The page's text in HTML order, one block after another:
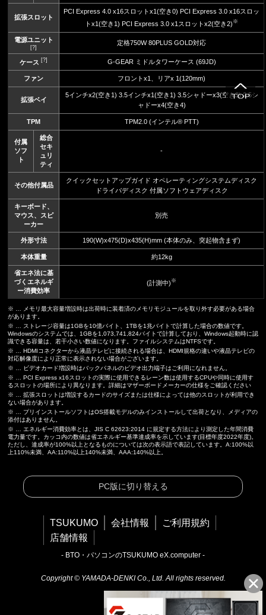
拡張スロット
PCI Express 4.0 x16スロットx1(空き0) PCI Express 3.0 x16スロッ
トx1(空き1) PCI Express 3.0 x1スロットx2(空き2) ※
電源ユニット
[?]
定格750W 80PLUS GOLD対応
ケース [?] G-GEAR ミドルタワーケース (69JD)
ファン フロントx1、リアx 1(120mm)
拡張ベイ
5インチx2(空き1) 3.5インチx1(空き1) 3.5シャドーx3(空き3) 2.5シ
ャドーx4(空き4)
TPM TPM2.0 (インテル® PTT)
付属
ソフ
ト
総合
セキ
ュリ
ティ
-
その他付属品
クイックセットアップガイド オペレーティングシステムディスク
ドライバディスク 付属ソフトウェアディスク
キーボード、
マウス、スピ
ーカー
別売
外形寸法 190(W)x475(D)x435(H)mm (本体のみ、突起物含まず)
本体重量 約12kg
省エネ法に基
づくエネルギ
ー消費効率
(計測中) ※
※ … メモリ最大容量増設時は出荷時に装着済のメモリモジュールを取り外す必要がある場合
があります。
※ … ストレージ容量は1GBを10億バイト、1TBを1兆バイトで計算した場合の数値です。
Windowsのシステムでは、1GBを1,073,741,824バイトで計算しており、Windows起動時に認
識できる容量は、若干小さい数値になります。ファイルシステムはNTFSです。
※ … HDMIコネクターから液晶テレビに接続される場合は、HDMI規格の違いや液晶テレビの
対応解像度により正常に表示されない場合がございます。
※ … ビデオカード増設時はバックパネルのビデオ出力端子はご利用になれません。
※ … PCI Express x16スロットの実際に使用できるレーン数は使用するCPUや同時に使用す
るスロットの場所により異なります。詳細はマザーボードメーカーの仕様をご確認ください
※ … 拡張スロットは増設するカードのサイズまたは仕様によっては他のスロットが利用でき
ない場合があります。
※ … プリインストールソフトはOS搭載モデルのみインストールして出荷となり、メディアの
添付はありません。
※ … エネルギー消費効率とは、JIS C 62623:2014 に規定する方法により測定した年間消費
電力量です。カッコ内の数値は省エネルギー基準達成率を示しています(目標年度2022年度)。
ただし、達成率が100%以上となるものについては次の表示語で表記しています。A:100%以
上110%未満、AA:110%以上140%未満、AAA:140%以上。
PC版に切り替える
TSUKUMO 会社情報
ご利用規約
店舗情報
- BTO・パソコンのTSUKUMO eX.computer -
Copyright © YAMADA-DENKI Co., Ltd. All rights reserved.